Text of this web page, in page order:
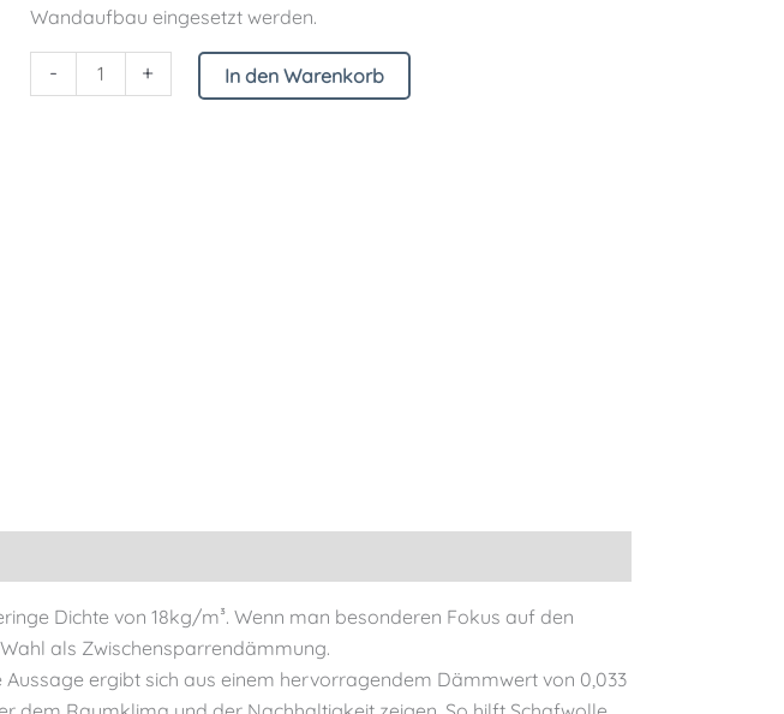
Wandaufbau eingesetzt werden.
- + In den Warenkorb
Dichte von 18kg/m³. Wenn man besonderen Fokus auf den
als Zwischensparrendämmung.
ergibt sich aus einem hervorragendem Dämmwert von 0,033 